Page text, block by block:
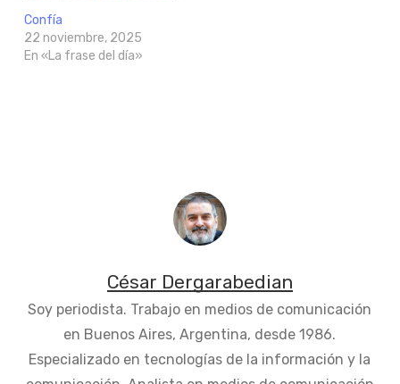
Confía
22 noviembre, 2025
En «La frase del día»
César Dergarabedian
Soy periodista. Trabajo en medios de comunicación
en Buenos Aires, Argentina, desde 1986.
Especializado en tecnologías de la información y la